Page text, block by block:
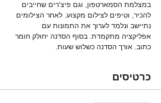
במצלמת הסמארטפון, וגם פיצ'רים שחייבים
להכיר, וטיפים לצילום מקצוע. לאחר הצילומים
נתיישב ונלמד לערוך את התמונות עם
אפליקציה מתקמדת. בסוף הסדנה יחולק חומר
כתוב. אורך הסדנה כשלוש שעות.
כרטיסים